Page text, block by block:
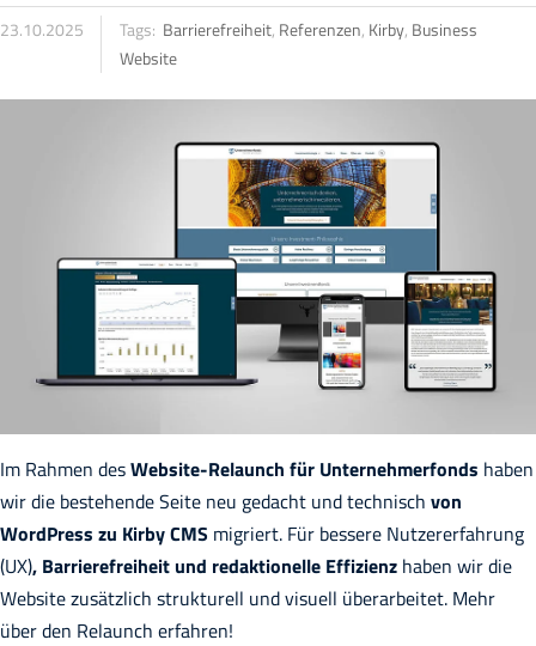
23.10.2025 Tags: Barrierefreiheit, Referenzen, Kirby, Business
Website
Im Rahmen desWebsite-Relaunch für Unternehmerfonds haben
wir die bestehende Seite neu gedacht und technisch von
WordPress zu Kirby CMS migriert. Für bessere Nutzererfahrung
(UX), Barrierefreiheit und redaktionelle Effizienz haben wir die
Website zusätzlich strukturell und visuell überarbeitet. Mehr
über den Relaunch erfahren!